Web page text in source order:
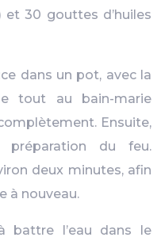
30 gouttes d’huiles
dans un pot, avec la
tout au bain-marie
Ensuite,
préparation du feu.
deux minutes, afin
à nouveau.
battre l’eau dans le